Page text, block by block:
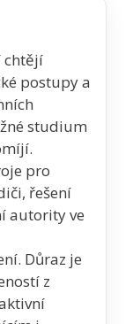
chtějí
postupy a
studium
pro
řešení
autority ve
Důraz je
z